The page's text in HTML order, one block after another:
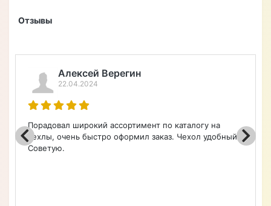
Отзывы
Зорина Ольга
19.04.2024
Заказывала чехол на телефон HUAWEI NOVA 10 SE .
Пришлось подождать больше, чем ожидала, но
результатом очень довольна. Чехол идеально